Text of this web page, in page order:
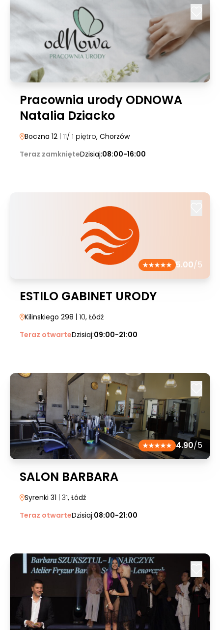
Pracownia urody ODNOWA
Natalia Dziacko
Boczna 12 | 11/ 1 piętro, Chorzów
Teraz zamknięteDzisiaj:08:00-16:00
5.00/5
ESTILO GABINET URODY
Kilinskiego 298 | 10, Łódź
Teraz otwarteDzisiaj:09:00-21:00
4.90/5
SALON BARBARA
Syrenki 31 | 31, Łódź
Teraz otwarteDzisiaj:08:00-21:00